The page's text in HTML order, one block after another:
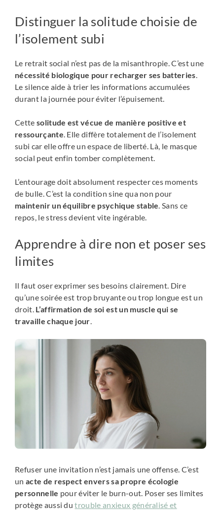
Distinguer la solitude choisie de
l’isolement subi
Le retrait social n’est pas de la misanthropie. C’est une
nécessité biologique pour recharger ses batteries.
Le silence aide à trier les informations accumulées
durant la journée pour éviter l’épuisement.
Cette solitude est vécue de manière positive et
ressourçante. Elle diffère totalement de l’isolement
subi car elle offre un espace de liberté. Là, le masque
social peut enfin tomber complètement.
L’entourage doit absolument respecter ces moments
de bulle. C’est la condition sine qua non pour
maintenir un équilibre psychique stable. Sans ce
repos, le stress devient vite ingérable.
Apprendre à dire non et poser ses
limites
Il faut oser exprimer ses besoins clairement. Dire
qu’une soirée est trop bruyante ou trop longue est un
droit. L’affirmation de soi est un muscle qui se
travaille chaque jour.
Refuser une invitation n’est jamais une offense. C’est
un acte de respect envers sa propre écologie
personnelle pour éviter le burn-out. Poser ses limites
protège aussi dutrouble anxieux généralisé et